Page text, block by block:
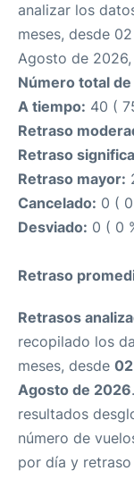
analizar los
meses, desde
Agosto de
Número total
A tiempo: 40 (
Retraso
Retraso
Retraso mayor:
Cancelado: 0 (
Desviado: 0 ( 0
Retraso
Retrasos
recopilado los
meses, desde
Agosto de 2026
resultados
número de
por día y